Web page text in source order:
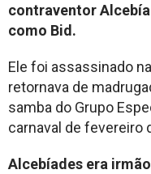
contraventor
como Bid.
Ele foi assassinado
retornava de
samba do Grupo
carnaval de fevereiro
Alcebíades era